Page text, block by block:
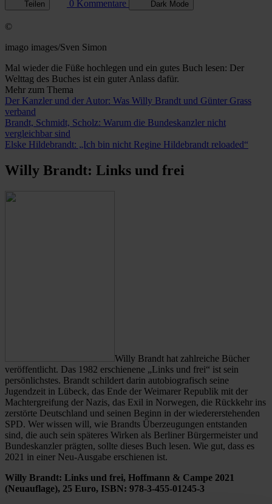
Teilen 0 Kommentare Dark Mode
©
imago images/Sven Simon
Mal wieder die Füße hochlegen und ein gutes Buch lesen: Der
Welttag des Buches ist ein guter Anlass dafür.
Mehr zum Thema
Der Kanzler und der Autor: Was Willy Brandt und Günter Grass
verband
Brandt, Schmidt, Scholz: Warum die Bundeskanzler nicht
vergleichbar sind
Elske Hildebrandt: „Ich bin nicht Regine Hildebrandt reloaded“
Willy Brandt: Links und frei
Willy Brandt hat zahlreiche Bücher
veröffentlicht. Das 1982 erschienene „Links und frei“ ist sein
persönlichstes. Brandt schildert darin autobiografisch seine
Jugendzeit in Lübeck, das Ende der Weimarer Republik mit der
Machtergreifung der Nazis, das Exil in Norwegen, die Rückkehr ins
zerstörte Deutschland und seinen Beginn in der wiedererstehenden
SPD. Wer wissen will, wie Brandts Überzeugungen entstanden
sind, die auch sein späteres Wirken als Berliner Bürgermeister und
Bundeskanzler prägten, sollte dieses Buch lesen. Wie gut, dass es
2021 in einer Neu-Ausgabe erschienen ist.
Willy Brandt: Links und frei, Hoffmann & Campe 2021
(Neuauflage), 25 Euro, ISBN: 978-3-455-01245-3